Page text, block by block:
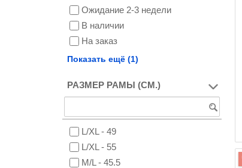
Ожидание 2-3 недели
В наличии
На заказ
Снят с производства
Показать ещё (1)
РАЗМЕР РАМЫ (СМ.)
L/XL - 49
L/XL - 55
M/L - 45.5